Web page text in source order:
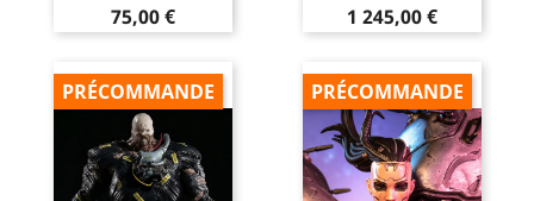
Prix
75,00 € Prix
1 245,00 €
PRÉCOMMANDE PRÉCOMMANDE